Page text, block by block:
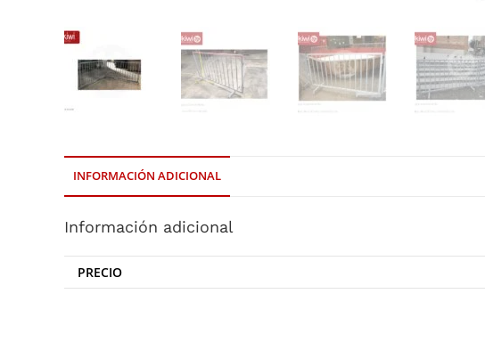
INFORMACIÓN ADICIONAL
Información adicional
PRECIO